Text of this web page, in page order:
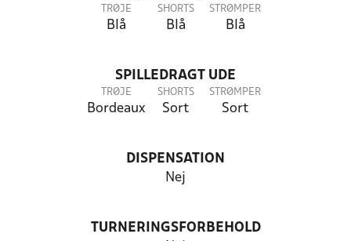
TRØJE
Blå
SHORTS
Blå
STRØMPER
Blå
SPILLEDRAGT UDE
TRØJE
Bordeaux
SHORTS
Sort
STRØMPER
Sort
DISPENSATION
Nej
TURNERINGSFORBEHOLD